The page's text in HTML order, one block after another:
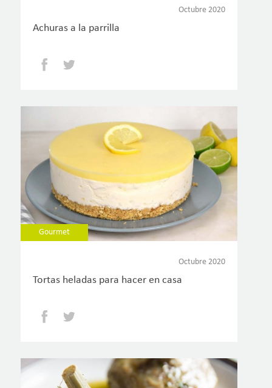
Octubre 2020
Achuras a la parrilla
Facebook
Gourmet
Octubre 2020
Tortas heladas para hacer en casa
Facebook